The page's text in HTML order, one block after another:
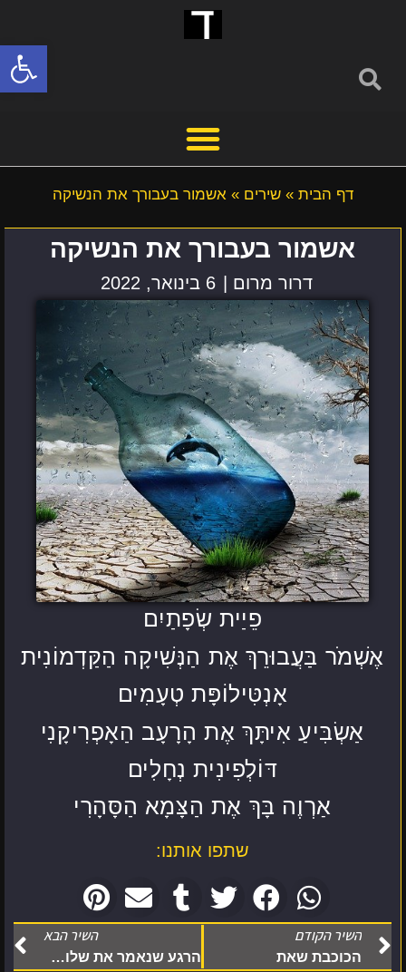
פתח
דף הבית » שירים » אשמור בעבורך את הנשיקה
אשמור בעבורך את הנשיקה
דרור מרום | 6 בינואר, 2022
פֵיַית שְׂפָתַיִם
אֶשְׁמֹר בַּעֲבוּרֵךְ אֶת הַנְּשִׁיקָה הַקַּדְמוֹנִית
אָנְטִּילוֹפָּת טְעָמִים
אַשְׂבִּיעַ אִיתָּךְ אֶת הָרָעָב הַאָפְרִיקָנִי
דּוֹלְפִינִית נְחָלִים
אַרְוֶה בָּךְ אֶת הַצָּמָא הַסָּהָרִי
שתפו אותנו:
השיר הקודם
הכוכבת שאת
השיר הבא
הרגע שנאמר את שלוש המילים